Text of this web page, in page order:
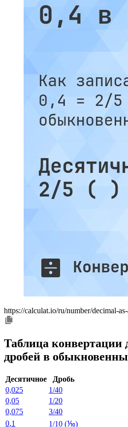
https://calculat.io/ru/number/decimal-
Таблица конвертации
дробей в
Десятичное
Дробь
0,025
1/40
0,05
1/20
0,075
3/40
0,1
1/10 (⅒)